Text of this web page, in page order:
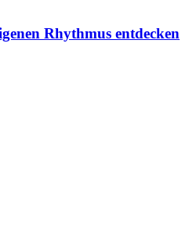
Rhythmus entdecken